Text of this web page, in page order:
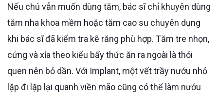
Nếu chú vẫn muốn dùng tăm, bác sĩ chỉ khuyên dùng
tăm nha khoa mềm hoặc tăm cao su chuyên dụng
khi bác sĩ đã kiểm tra kẽ răng phù hợp. Tăm tre nhọn,
cứng và xỉa theo kiểu bẩy thức ăn ra ngoài là thói
quen nên bỏ dần. Với Implant, một vết trầy nướu nhỏ
lặp đi lặp lại quanh viền mão cũng có thể làm nướu